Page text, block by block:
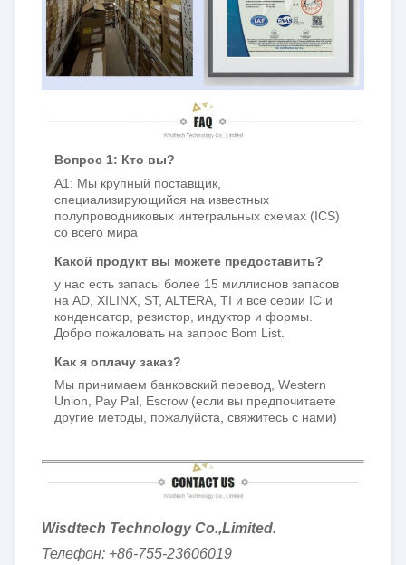
Вопрос 1: Кто вы?
A1: Мы крупный поставщик,
специализирующийся на известных
полупроводниковых интегральных схемах (ICS)
со всего мира
Какой продукт вы можете предоставить?
у нас есть запасы более 15 миллионов запасов
на AD, XILINX, ST, ALTERA, TI и все серии IC и
конденсатор, резистор, индуктор и формы.
Добро пожаловать на запрос Bom List.
Как я оплачу заказ?
Мы принимаем банковский перевод, Western
Union, Pay Pal, Escrow (если вы предпочитаете
другие методы, пожалуйста, свяжитесь с нами)
Wisdtech Technology Co.,Limited.
Телефон: +86-755-23606019